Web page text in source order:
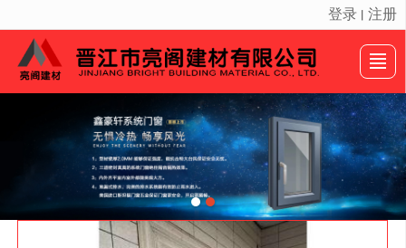
很遗憾，因您的浏览器版本过低导致无法获得最佳浏览体验，推荐下载安装谷歌浏览器！
登录 注册
首页 产品展示 新闻动态 案例展示
公司介绍 画册展示 留言反馈 联系我们